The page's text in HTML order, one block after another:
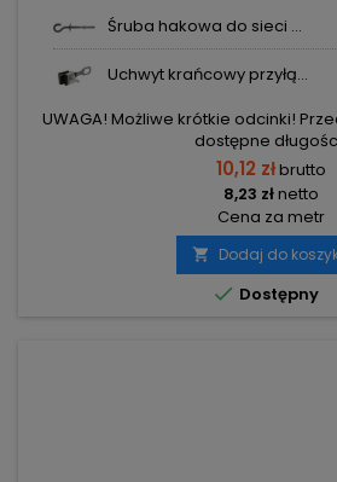
Śruba hakowa do sieci ...
Uchwyt krańcowy przyłą...
UWAGA! Możliwe krótkie odcinki!
dostępne
10,12 złbrutto
8,23 złnetto
Cena za metr
 Dodaj do
 Dostępny